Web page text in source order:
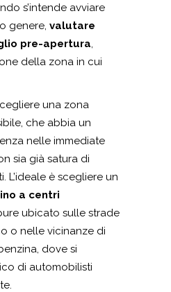
s’intende avviare
genere, valutare
pre-apertura,
della zona in cui
una zona
che abbia un
nelle immediate
sia già satura di
L’ideale è scegliere un
a centri
ubicato sulle strade
o nelle vicinanze di
dove si
di automobilisti